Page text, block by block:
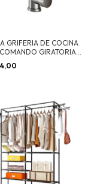
GRIFERIA DE COCINA
GIRATORIA